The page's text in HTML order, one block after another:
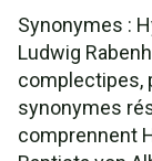
Synonymes :
Ludwig
complectipes,
synonymes
comprennent